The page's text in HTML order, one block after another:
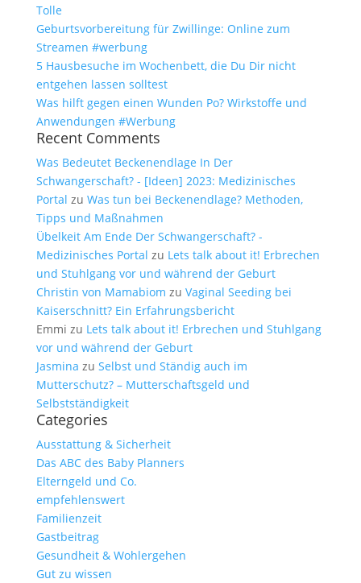
Tolle
Geburtsvorbereitung für Zwillinge: Online zum
Streamen #werbung
5 Hausbesuche im Wochenbett, die Du Dir nicht
entgehen lassen solltest
Was hilft gegen einen Wunden Po? Wirkstoffe und
Anwendungen #Werbung
Recent Comments
Was Bedeutet Beckenendlage In Der
Schwangerschaft? - [Ideen] 2023: Medizinisches
Portal zu Was tun bei Beckenendlage? Methoden,
Tipps und Maßnahmen
Übelkeit Am Ende Der Schwangerschaft? -
Medizinisches Portal zu Lets talk about it! Erbrechen
und Stuhlgang vor und während der Geburt
Christin von Mamabiom zu Vaginal Seeding bei
Kaiserschnitt? Ein Erfahrungsbericht
Emmi zu Lets talk about it! Erbrechen und Stuhlgang
vor und während der Geburt
Jasmina zu Selbst und Ständig auch im
Mutterschutz? – Mutterschaftsgeld und
Selbstständigkeit
Categories
Ausstattung & Sicherheit
Das ABC des Baby Planners
Elterngeld und Co.
empfehlenswert
Familienzeit
Gastbeitrag
Gesundheit & Wohlergehen
Gut zu wissen